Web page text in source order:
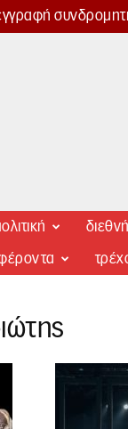
διεθνή